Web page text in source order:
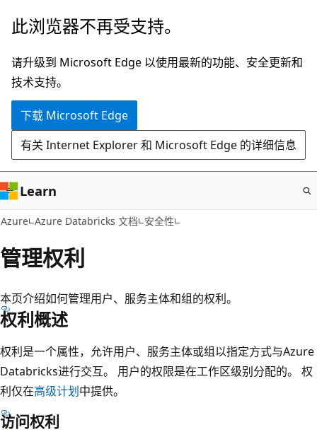
跳
主
要
内
此浏览器不再受支持。
请升级到 Microsoft Edge 以使用最新的功能、安全更新和
技术支持。
下载 Microsoft Edge
有关 Internet Explorer 和 Microsoft Edge 的详细信息
Learn
Azure Azure Databricks 文档 安全性
管理权利
本页介绍如何管理用户、服务主体和组的权利。
权利概述
权利是一个属性，允许用户、服务主体或组以指定方式与Azure
Databricks进行交互。 用户的权限是在工作区级别分配的。 权
利仅在高级计划中提供。
访问权利